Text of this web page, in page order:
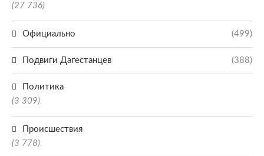
(27 736)
Официально (499)
Подвиги Дагестанцев (388)
Политика
(3 309)
Происшествия
(3 778)